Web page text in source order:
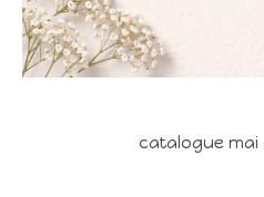
catalogue mai